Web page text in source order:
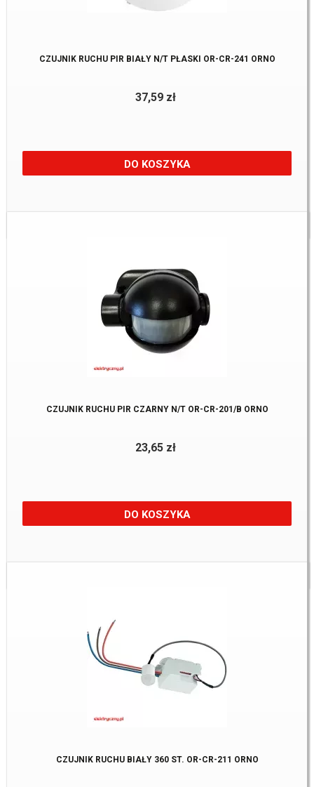
CZUJNIK RUCHU PIR BIAŁY N/T PŁASKI OR-CR-241 ORNO
37,59 zł
DO KOSZYKA
Dostępne:5 Szt.
CZUJNIK RUCHU PIR CZARNY N/T OR-CR-201/B ORNO
23,65 zł
DO KOSZYKA
Dostępne:5 Szt.
CZUJNIK RUCHU BIAŁY 360 ST. OR-CR-211 ORNO